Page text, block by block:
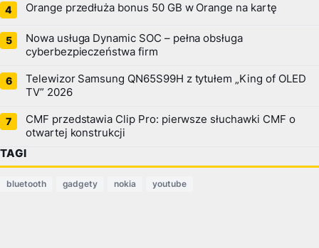
Orange przedłuża bonus 50 GB w Orange na kartę
Nowa usługa Dynamic SOC – pełna obsługa
cyberbezpieczeństwa firm
Telewizor Samsung QN65S99H z tytułem „King of OLED
TV” 2026
CMF przedstawia Clip Pro: pierwsze słuchawki CMF o
otwartej konstrukcji
TAGI
bluetooth gadgety nokia youtube